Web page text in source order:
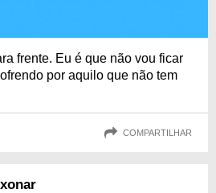
frente. Eu é que não vou ficar
por aquilo que não tem
COMPARTILHAR